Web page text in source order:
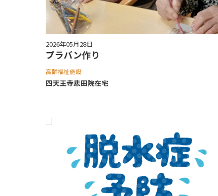
2026年05月28日
プラバン作り
高齢福祉施設
四天王寺悲⽥院在宅